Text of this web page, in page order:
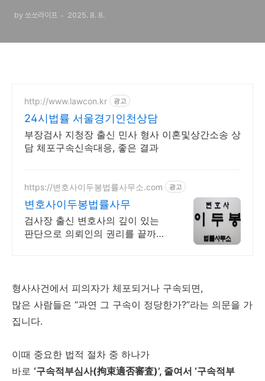
by 쏘쏘라이프 2025. 8. 8.
http://www.lawcon.kr 광고
24시법률 서울경기인천상담
부장검사 지청장 출신 민사 형사 이혼및상간소송 상
담 체포구속신속대응, 좋은 결과
https://변호사이두봉법률사무소.com 광고
변호사이두봉법률사무
검사장 출신 변호사의 깊이 있는
판단으로 의뢰인의 권리를 끝까지
형사사건에서 피의자가 체포되거나 구속되면,
많은 사람들은 “과연 그 구속이 정당한가?”라는 의문을 가
집니다.
이때 중요한 법적 절차 중 하나가
바로 ‘구속적부심사(拘束適否審査)’, 줄여서 ‘구속적부